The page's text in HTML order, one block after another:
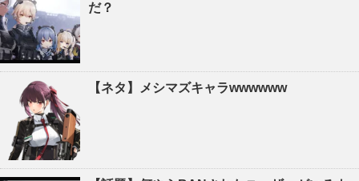
だ？
【ネタ】メシマズキャラwwwwww